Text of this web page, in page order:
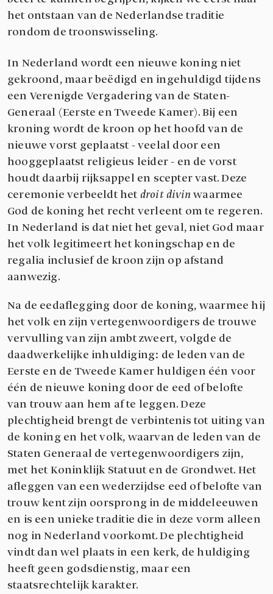
het ontstaan van de Nederlandse traditie
rondom de troonswisseling.
In Nederland wordt een nieuwe koning niet
gekroond, maar beëdigd en ingehuldigd tijdens
een Verenigde Vergadering van de Staten-
Generaal (Eerste en Tweede Kamer). Bij een
kroning wordt de kroon op het hoofd van de
nieuwe vorst geplaatst - veelal door een
hooggeplaatst religieus leider - en de vorst
houdt daarbij rijksappel en scepter vast. Deze
ceremonie verbeeldt hetdroit divinwaarmee
God de koning het recht verleent om te regeren.
In Nederland is dat niet het geval, niet God maar
het volk legitimeert het koningschap en de
regalia inclusief de kroon zijn op afstand
aanwezig.
Na de eedaflegging door de koning, waarmee hij
het volk en zijn vertegenwoordigers de trouwe
vervulling van zijn ambt zweert, volgde de
daadwerkelijke inhuldiging: de leden van de
Eerste en de Tweede Kamer huldigen één voor
één de nieuwe koning door de eed of belofte
van trouw aan hem af te leggen. Deze
plechtigheid brengt de verbintenis tot uiting van
de koning en het volk, waarvan de leden van de
Staten Generaal de vertegenwoordigers zijn,
met het Koninklijk Statuut en de Grondwet. Het
afleggen van een wederzijdse eed of belofte van
trouw kent zijn oorsprong in de middeleeuwen
en is een unieke traditie die in deze vorm alleen
nog in Nederland voorkomt. De plechtigheid
vindt dan wel plaats in een kerk, de huldiging
heeft geen godsdienstig, maar een
staatsrechtelijk karakter.